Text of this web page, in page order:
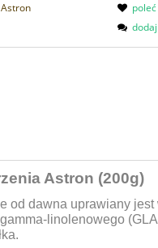
Astron
Astron (200g)
od dawna uprawiany jest
linolenowego